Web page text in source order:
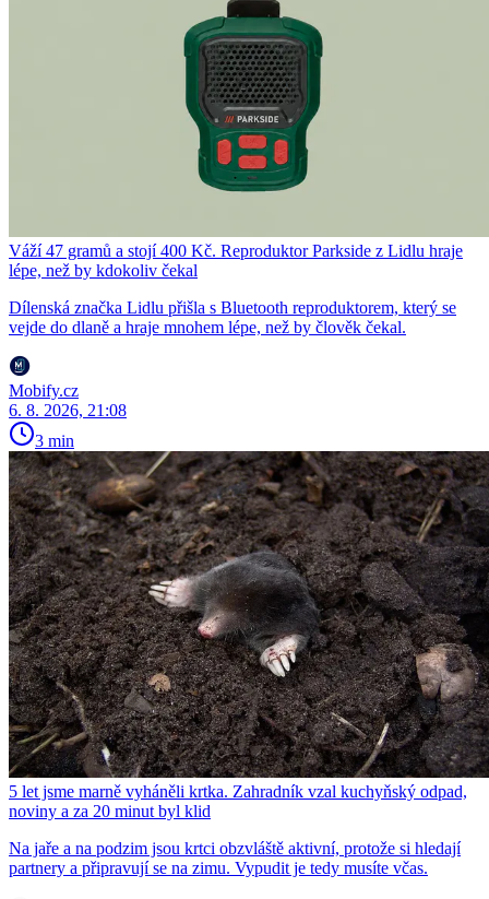
Váží 47 gramů a stojí 400 Kč. Reproduktor Parkside z Lidlu hraje
lépe, než by kdokoliv čekal
Dílenská značka Lidlu přišla s Bluetooth reproduktorem, který se
vejde do dlaně a hraje mnohem lépe, než by člověk čekal.
Mobify.cz
6. 8. 2026, 21:08
3 min
5 let jsme marně vyháněli krtka. Zahradník vzal kuchyňský odpad,
noviny a za 20 minut byl klid
Na jaře a na podzim jsou krtci obzvláště aktivní, protože si hledají
partnery a připravují se na zimu. Vypudit je tedy musíte včas.